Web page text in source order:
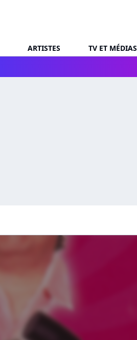
ARTISTES TV ET MÉDIAS